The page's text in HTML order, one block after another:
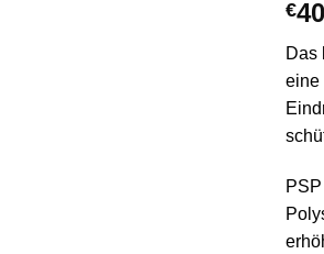
€
Das
eine